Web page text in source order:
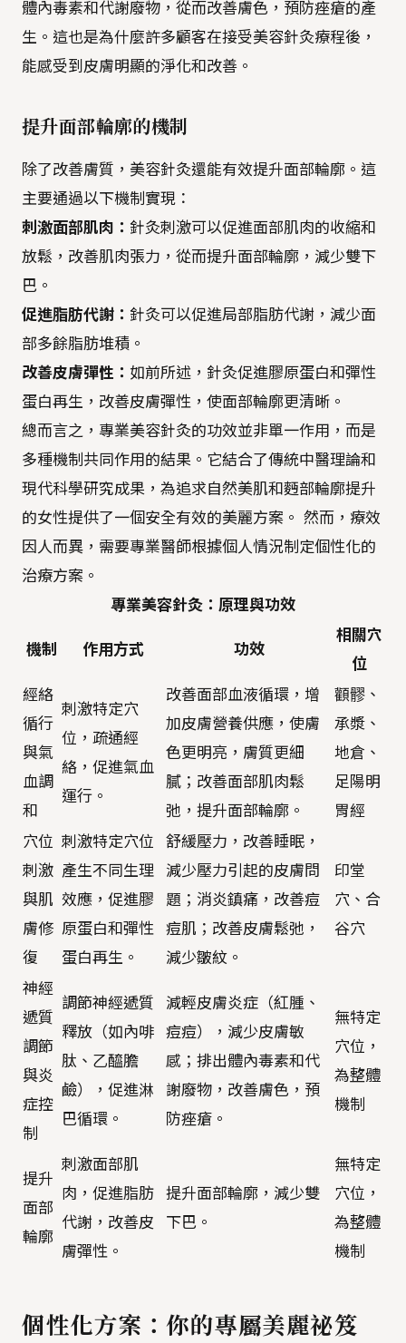
體內毒素和代謝廢物，從而改善膚色，預防痤瘡的產
生。這也是為什麼許多顧客在接受美容針灸療程後，
能感受到皮膚明顯的淨化和改善。
提升面部輪廓的機制
除了改善膚質，美容針灸還能有效提升面部輪廓。這
主要通過以下機制實現：
刺激面部肌肉： 針灸刺激可以促進面部肌肉的收縮和
放鬆，改善肌肉張力，從而提升面部輪廓，減少雙下
巴。
促進脂肪代謝： 針灸可以促進局部脂肪代謝，減少面
部多餘脂肪堆積。
改善皮膚彈性： 如前所述，針灸促進膠原蛋白和彈性
蛋白再生，改善皮膚彈性，使面部輪廓更清晰。
總而言之，專業美容針灸的功效並非單一作用，而是
多種機制共同作用的結果。它結合了傳統中醫理論和
現代科學研究成果，為追求自然美肌和麪部輪廓提升
的女性提供了一個安全有效的美麗方案。 然而，療效
因人而異，需要專業醫師根據個人情況制定個性化的
治療方案。
專業美容針灸：原理與功效
機制 作用方式 功效
相關穴
位
經絡
循行
與氣
血調
和
刺激特定穴
位，疏通經
絡，促進氣血
運行。
改善面部血液循環，增
加皮膚營養供應，使膚
色更明亮，膚質更細
膩；改善面部肌肉鬆
弛，提升面部輪廓。
顴髎、
承漿、
地倉、
足陽明
胃經
穴位
刺激
與肌
膚修
復
刺激特定穴位
產生不同生理
效應，促進膠
原蛋白和彈性
蛋白再生。
舒緩壓力，改善睡眠，
減少壓力引起的皮膚問
題；消炎鎮痛，改善痘
痘肌；改善皮膚鬆弛，
減少皺紋。
印堂
穴、合
谷穴
神經
遞質
調節
與炎
症控
制
調節神經遞質
釋放（如內啡
肽、乙醯膽
鹼），促進淋
巴循環。
減輕皮膚炎症（紅腫、
痘痘），減少皮膚敏
感；排出體內毒素和代
謝廢物，改善膚色，預
防痤瘡。
無特定
穴位，
為整體
機制
提升
面部
輪廓
刺激面部肌
肉，促進脂肪
代謝，改善皮
膚彈性。
提升面部輪廓，減少雙
下巴。
無特定
穴位，
為整體
機制
個性化方案：你的專屬美麗祕笈